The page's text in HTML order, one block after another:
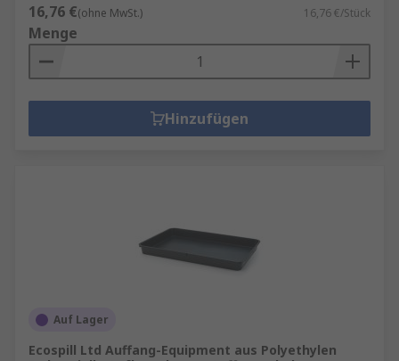
16,76 €(ohne MwSt.) 16,76 €/Stück
Menge
Hinzufügen
Auf Lager
Ecospill Ltd Auffang-Equipment aus Polyethylen